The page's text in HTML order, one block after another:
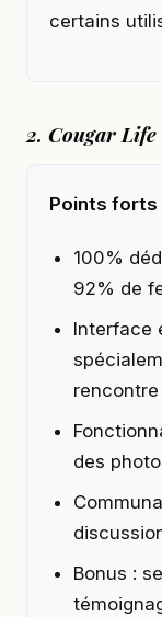
certains
2. Cougar
Points forts
100%
92% de
Interface
rencontre
des
Bonus :